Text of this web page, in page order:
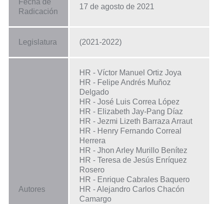
Fecha de
Radicación
17 de agosto de 2021
Legislatura (2021-2022)
Autores
HR - Víctor Manuel Ortiz Joya
HR - Felipe Andrés Muñoz
Delgado
HR - José Luis Correa López
HR - Elizabeth Jay-Pang Díaz
HR - Jezmi Lizeth Barraza Arraut
HR - Henry Fernando Correal
Herrera
HR - Jhon Arley Murillo Benítez
HR - Teresa de Jesús Enríquez
Rosero
HR - Enrique Cabrales Baquero
HR - Alejandro Carlos Chacón
Camargo